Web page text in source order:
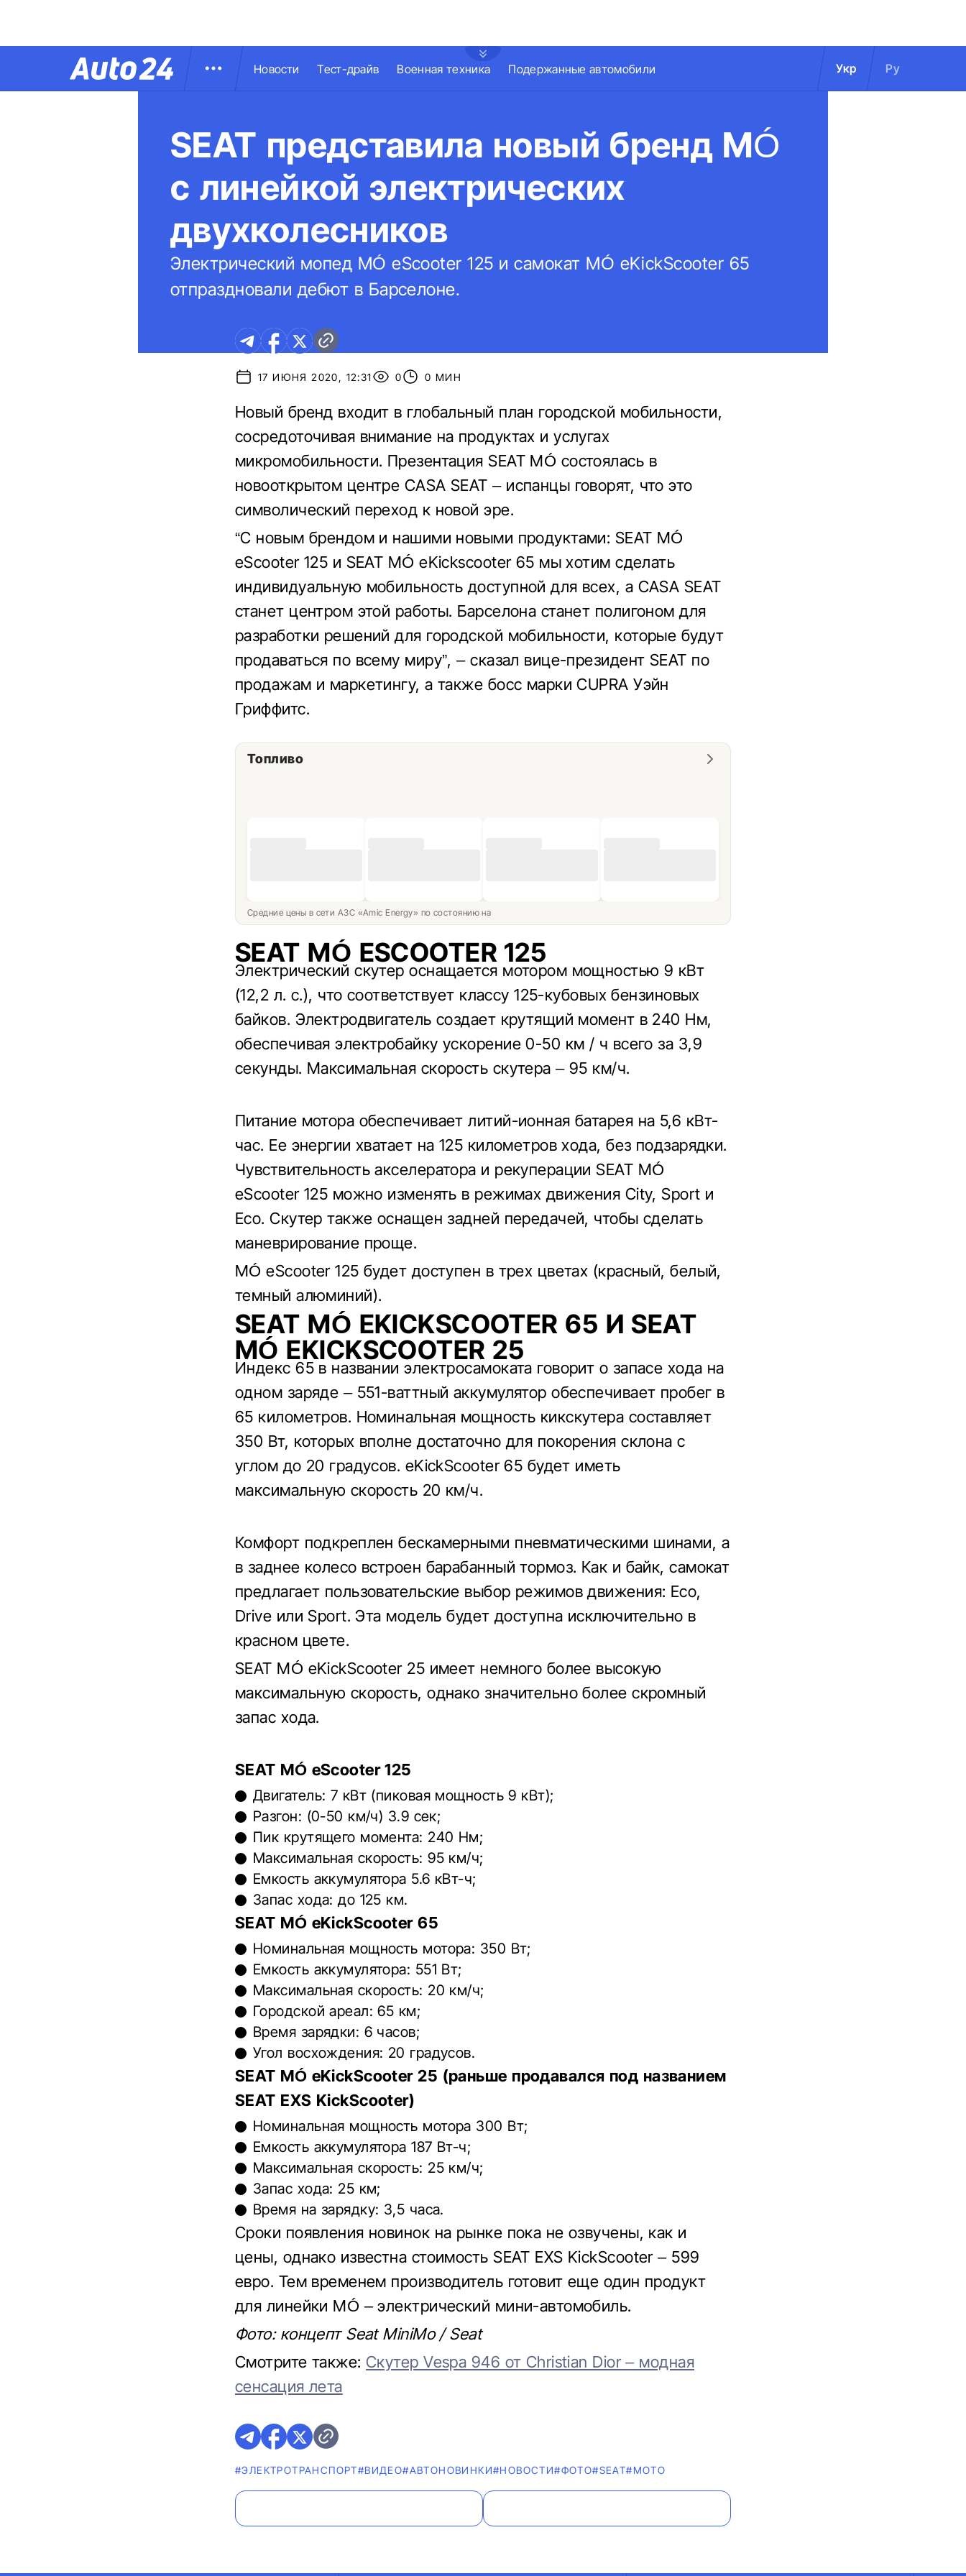
Новости Тест-драйв Военная техника Подержанные автомобили Укр Ру
SEAT представила новый бренд MÓ
с линейкой электрических
двухколесников
Электрический мопед MÓ eScooter 125 и самокат MÓ eKickScooter 65
отпраздновали дебют в Барселоне.
17 ИЮНЯ 2020, 12:31 0 0 МИН
Новый бренд входит в глобальный план городской мобильности,
сосредоточивая внимание на продуктах и услугах
микромобильности. Презентация SEAT MÓ состоялась в
новооткрытом центре CASA SEAT – испанцы говорят, что это
символический переход к новой эре.
“С новым брендом и нашими новыми продуктами: SEAT MÓ
eScooter 125 и SEAT MÓ eKickscooter 65 мы хотим сделать
индивидуальную мобильность доступной для всех, а CASA SEAT
станет центром этой работы. Барселона станет полигоном для
разработки решений для городской мобильности, которые будут
продаваться по всему миру”, – сказал вице-президент SEAT по
продажам и маркетингу, а также босс марки CUPRA Уэйн
Гриффитс.
Топливо
Средние цены в сети АЗС «Amic Energy» по состоянию на
SEAT MÓ ESCOOTER 125
Электрический скутер оснащается мотором мощностью 9 кВт
(12,2 л. с.), что соответствует классу 125-кубовых бензиновых
байков. Электродвигатель создает крутящий момент в 240 Нм,
обеспечивая электробайку ускорение 0-50 км / ч всего за 3,9
секунды. Максимальная скорость скутера – 95 км/ч.
Питание мотора обеспечивает литий-ионная батарея на 5,6 кВт-
час. Ее энергии хватает на 125 километров хода, без подзарядки.
Чувствительность акселератора и рекуперации SEAT MÓ
eScooter 125 можно изменять в режимах движения City, Sport и
Eco. Скутер также оснащен задней передачей, чтобы сделать
маневрирование проще.
MÓ eScooter 125 будет доступен в трех цветах (красный, белый,
темный алюминий).
SEAT MÓ EKICKSCOOTER 65 И SEAT
MÓ EKICKSCOOTER 25
Индекс 65 в названии электросамоката говорит о запасе хода на
одном заряде – 551-ваттный аккумулятор обеспечивает пробег в
65 километров. Номинальная мощность кикскутера составляет
350 Вт, которых вполне достаточно для покорения склона с
углом до 20 градусов. eKickScooter 65 будет иметь
максимальную скорость 20 км/ч.
Комфорт подкреплен бескамерными пневматическими шинами, а
в заднее колесо встроен барабанный тормоз. Как и байк, самокат
предлагает пользовательские выбор режимов движения: Eco,
Drive или Sport. Эта модель будет доступна исключительно в
красном цвете.
SEAT MÓ eKickScooter 25 имеет немного более высокую
максимальную скорость, однако значительно более скромный
запас хода.
SEAT MÓ eScooter 125
Двигатель: 7 кВт (пиковая мощность 9 кВт);
Разгон: (0-50 км/ч) 3.9 сек;
Пик крутящего момента: 240 Нм;
Максимальная скорость: 95 км/ч;
Емкость аккумулятора 5.6 кВт-ч;
Запас хода: до 125 км.
SEAT MÓ eKickScooter 65
Номинальная мощность мотора: 350 Вт;
Емкость аккумулятора: 551 Вт;
Максимальная скорость: 20 км/ч;
Городской ареал: 65 км;
Время зарядки: 6 часов;
Угол восхождения: 20 градусов.
SEAT MÓ eKickScooter 25 (раньше продавался под названием
SEAT EXS KickScooter)
Номинальная мощность мотора 300 Вт;
Емкость аккумулятора 187 Вт-ч;
Максимальная скорость: 25 км/ч;
Запас хода: 25 км;
Время на зарядку: 3,5 часа.
Сроки появления новинок на рынке пока не озвучены, как и
цены, однако известна стоимость SEAT EXS KickScooter – 599
евро. Тем временем производитель готовит еще один продукт
для линейки MÓ – электрический мини-автомобиль.
Фото: концепт Seat MiniMo / Seat
Смотрите также:Скутер Vespa 946 от Christian Dior – модная
сенсация лета
#ЭЛЕКТРОТРАНСПОРТ#ВИДЕО#AВТОНОВИНКИ#НОВОСТИ#ФОТО#SEAT#МОТО